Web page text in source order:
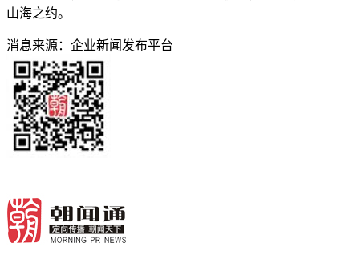
山海之约。
消息来源： 企业新闻发布平台